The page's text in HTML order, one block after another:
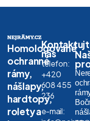
Homologované
ochranné
rámy,
nášlapy,
hardtopy,
rolety a
nás
telefon:
+420
608 455
236
e-mail: